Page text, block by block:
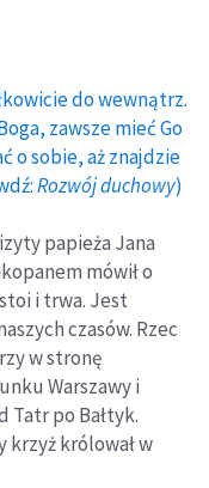
do wewnątrz.
zawsze mieć Go
o sobie, aż znajdzie
Rozwój duchowy)
papieża Jana
mówił o
i trwa. Jest
czasów. Rzec
w stronę
Warszawy i
Tatr po Bałtyk.
krzyż królował w